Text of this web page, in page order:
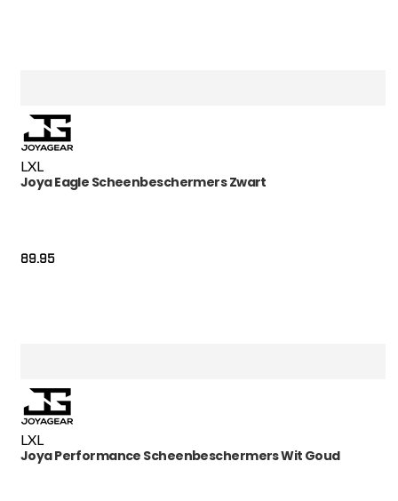
L XL
Joya Eagle Scheenbeschermers Zwart
89.95
LXL
Joya Performance Scheenbeschermers Wit Goud